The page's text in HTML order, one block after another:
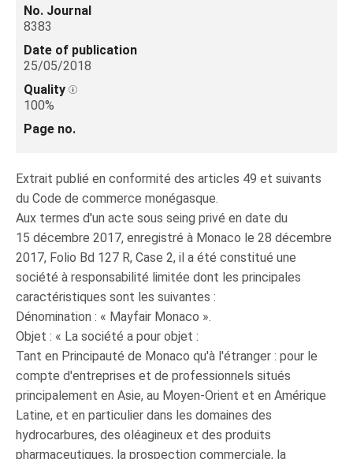
No. Journal
8383
Date of publication
25/05/2018
Quality
100%
Page no.
Extrait publié en conformité des articles 49 et suivants
du Code de commerce monégasque.
Aux termes d'un acte sous seing privé en date du
15 décembre 2017, enregistré à Monaco le 28 décembre
2017, Folio Bd 127 R, Case 2, il a été constitué une
société à responsabilité limitée dont les principales
caractéristiques sont les suivantes :
Dénomination : « Mayfair Monaco ».
Objet : « La société a pour objet :
Tant en Principauté de Monaco qu'à l'étranger : pour le
compte d'entreprises et de professionnels situés
principalement en Asie, au Moyen-Orient et en Amérique
Latine, et en particulier dans les domaines des
hydrocarbures, des oléagineux et des produits
pharmaceutiques, la prospection commerciale, la